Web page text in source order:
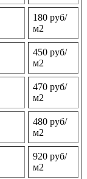
180 руб/
м2
450 руб/
м2
470 руб/
м2
480 руб/
м2
920 руб/
м2